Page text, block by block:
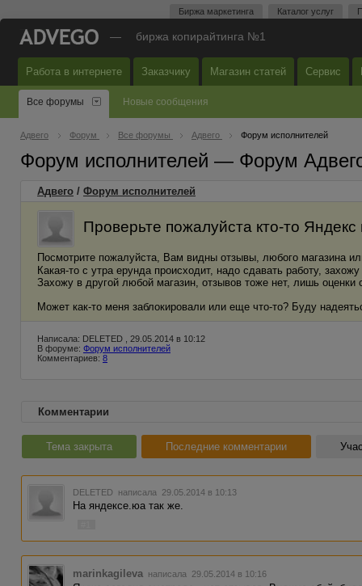
Биржа маркетинга Каталог услуг
— биржа копирайтинга №1
Работа в интернете Заказчику Магазин статей Сервис
Все форумы Новые сообщения
Адвего Форум Все форумы Адвего Форум исполнителей
Форум исполнителей — Форум
Адвего / Форум исполнителей
Проверьте пожалуйста кто-то
Посмотрите пожалуйста, Вам видны отзывы, любого магазина
Какая-то с утра ерунда происходит, надо сдавать работу,
Захожу в другой любой магазин, отзывов тоже нет, лишь
Может как-то меня заблокировали или еще что-то? Буду
Написала: DELETED , 29.05.2014 в 10:12
В форуме: Форум исполнителей
Комментариев: 8
Комментарии
Тема закрыта Последние комментарии
DELETED написала 29.05.2014 в 10:13
На яндексе.юа так же.
marinkagileva написала 29.05.2014 в 10:16